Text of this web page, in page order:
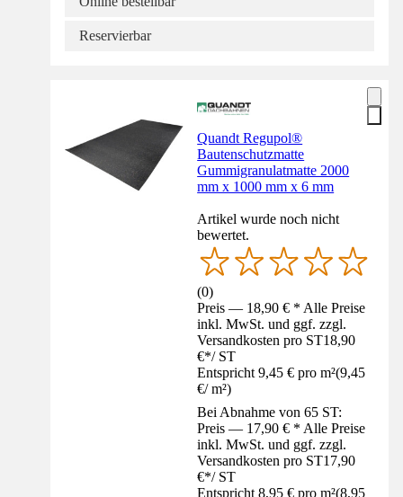
Reservierbar
Quandt Regupol®
Bautenschutzmatte
Gummigranulatmatte 2000
mm x 1000 mm x 6 mm
Artikel wurde noch nicht
bewertet.
(0)
Preis — 18,90 € * Alle Preise
inkl. MwSt. und ggf. zzgl.
Versandkosten pro ST18,90
€*/ ST
Entspricht 9,45 € pro m²(9,45
€/ m²)
Bei Abnahme von 65 ST:
Preis — 17,90 € * Alle Preise
inkl. MwSt. und ggf. zzgl.
Versandkosten pro ST17,90
€*/ ST
Entspricht 8,95 € pro m²(8,95